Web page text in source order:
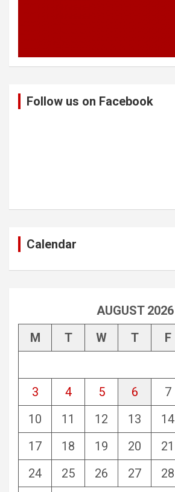
Follow us on Facebook
Calendar
AUGUST 2026
M
T W T F
3
4 5 6 7
10
11 12 13 14
17
18 19 20 21
24
25 26 27 28